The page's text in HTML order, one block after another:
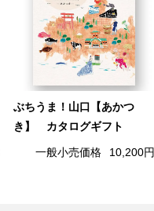
ぶちうま！山口【あかつ
き】 カタログギフト
一般小売価格 10,200円